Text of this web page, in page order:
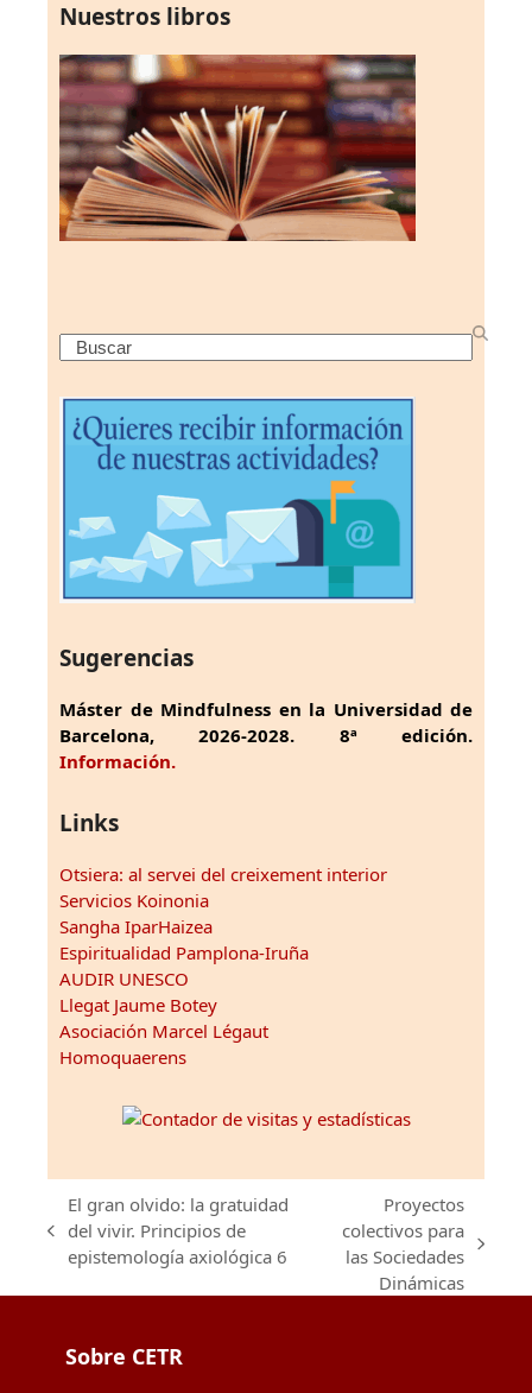
Nuestros libros
Search
Sugerencias
Máster de Mindfulness en la Universidad de
Barcelona, 2026-2028. 8ª edición.
Información.
Links
Otsiera: al servei del creixement interior
Servicios Koinonia
Sangha IparHaizea
Espiritualidad Pamplona-Iruña
AUDIR UNESCO
Llegat Jaume Botey
Asociación Marcel Légaut
Homoquaerens
previous
post:
El gran olvido: la gratuidad
del vivir. Principios de
epistemología axiológica 6
next
Proyectos
colectivos para
las Sociedades
Dinámicas
Sobre CETR